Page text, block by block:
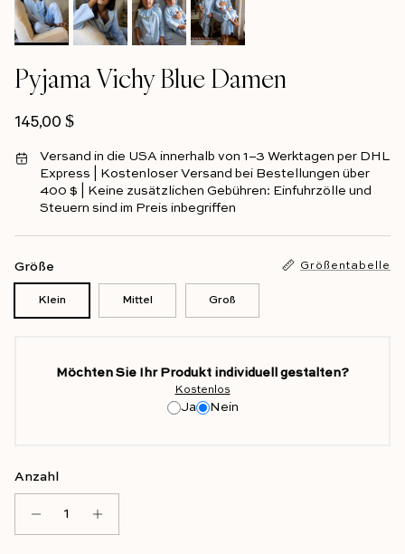
Pyjama Vichy Blue Damen
Regulärer Preis
145,00 $
Versand in die USA innerhalb von 1–3 Werktagen per DHL
Express | Kostenloser Versand bei Bestellungen über
400 $ | Keine zusätzlichen Gebühren: Einfuhrzölle und
Steuern sind im Preis inbegriffen
Größe Größentabelle
Klein Mittel Groß
Möchten Sie Ihr Produkt individuell gestalten?
Kostenlos
Ja Nein
Anzahl